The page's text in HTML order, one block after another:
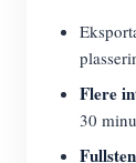
Flere
30